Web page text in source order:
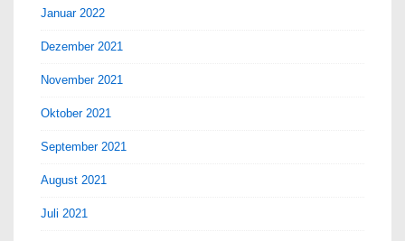
Januar 2022
Dezember 2021
November 2021
Oktober 2021
September 2021
August 2021
Juli 2021